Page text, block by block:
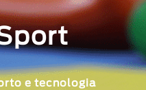
e tecnologia